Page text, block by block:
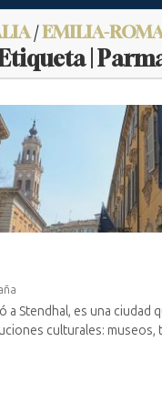
/EMILIA-
|
a Stendhal, es una ciudad
culturales: museos,